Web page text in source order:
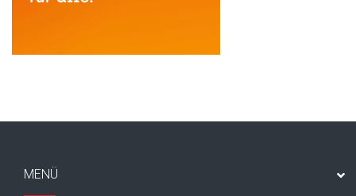
MENÜ